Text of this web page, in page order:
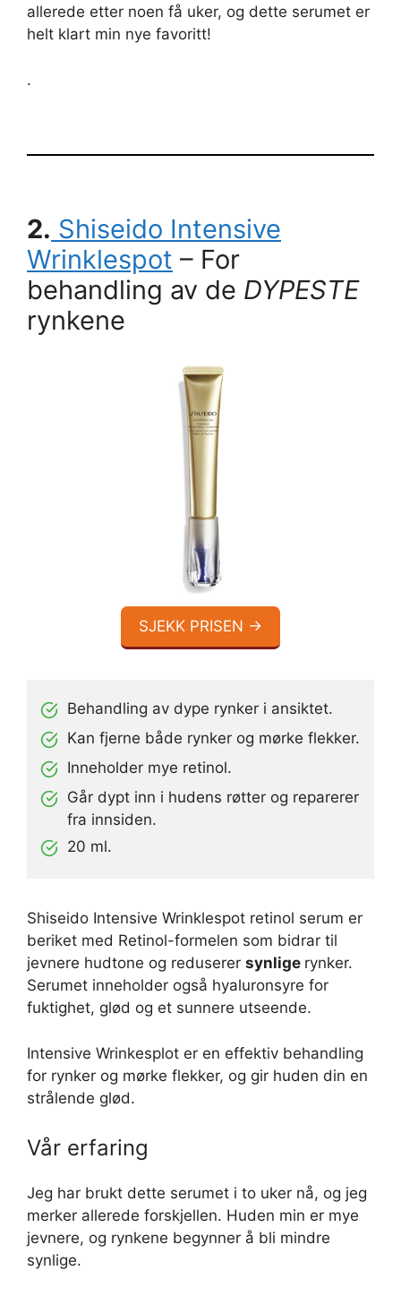
allerede etter noen få uker, og dette serumet er
helt klart min nye favoritt!
.
2. Shiseido Intensive
Wrinklespot – For
behandling av de DYPESTE
rynkene
SJEKK PRISEN →
Behandling av dype rynker i ansiktet.
Kan fjerne både rynker og mørke flekker.
Inneholder mye retinol.
Går dypt inn i hudens røtter og reparerer
fra innsiden.
20 ml.
Shiseido Intensive Wrinklespot retinol serum er
beriket med Retinol-formelen som bidrar til
jevnere hudtone og reduserer synlige rynker.
Serumet inneholder også hyaluronsyre for
fuktighet, glød og et sunnere utseende.
Intensive Wrinkesplot er en effektiv behandling
for rynker og mørke flekker, og gir huden din en
strålende glød.
Vår erfaring
Jeg har brukt dette serumet i to uker nå, og jeg
merker allerede forskjellen. Huden min er mye
jevnere, og rynkene begynner å bli mindre
synlige.